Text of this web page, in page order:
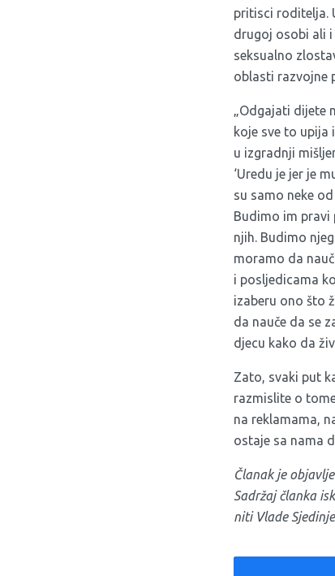
pritisci roditelja.
drugoj osobi ali i
seksualno
oblasti razvojne
„Odgajati dijete
koje sve to upija
u izgradnji
‘Uredu je jer je
su samo neke
Budimo im pravi
njih. Budimo
moramo da
i posljedicama
izaberu ono što
da nauče da se
djecu kako da
Zato, svaki put
razmislite o
na reklamama,
ostaje sa nama
Članak je
Sadržaj članka
niti Vlade